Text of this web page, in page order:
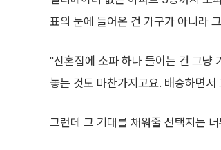
표의 눈에 들어온 건 가구가 아니라
"신혼집에 소파 하나 들이는 건 그냥
놓는 것도 마찬가지고요. 배송하면
그런데 그 기대를 채워줄 선택지는